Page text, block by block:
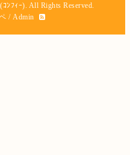
ﾝﾌｨｰ) . All Rights Reserved.
/ Admin